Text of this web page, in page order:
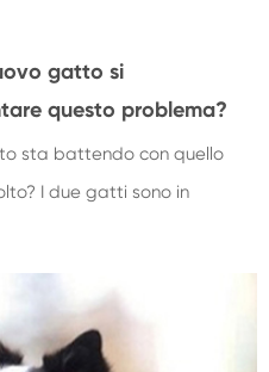
gatto si
questo problema?
sta battendo con quello
I due gatti sono in